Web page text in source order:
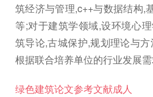
筑经济与管理,c++与数据结构,
等;对于建筑学领域,设环境心
筑导论,古城保护,规划理论与
根据联合培养单位的行业发展需
绿色建筑论文参考文献成人